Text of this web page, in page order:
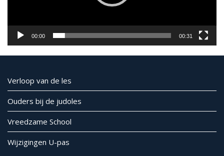
00:00 00:31
Verloop van de les
Ouders bij de judoles
Vreedzame School
Wijzigingen U-pas